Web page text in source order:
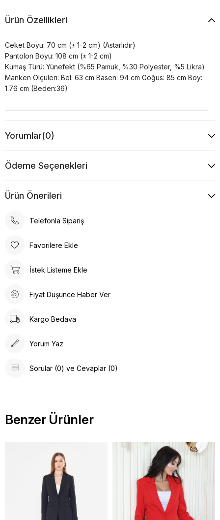
Ürün Özellikleri
Ceket Boyu: 70 cm (± 1-2 cm) (Astarlıdır)
Pantolon Boyu: 108 cm (± 1-2 cm)
Kumaş Türü: Yünefekt (%65 Pamuk, %30 Polyester, %5 Likra)
Manken Ölçüleri: Bel: 63 cm Basen: 94 cm Göğüs: 85 cm Boy:
1.76 cm (Beden:36)
Yorumlar(0)
Ödeme Seçenekleri
Ürün Önerileri
Telefonla Sipariş
Favorilere Ekle
İstek Listeme Ekle
Fiyat Düşünce Haber Ver
Kargo Bedava
Yorum Yaz
Sorular (0) ve Cevaplar (0)
Benzer Ürünler